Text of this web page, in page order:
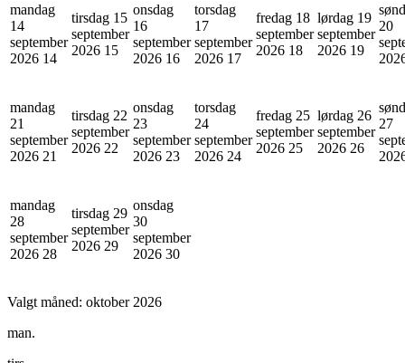
mandag
14
september
2026 14
tirsdag 15
september
2026 15
onsdag
16
september
2026 16
torsdag
17
september
2026 17
fredag 18
september
2026 18
lørdag 19
september
2026 19
20
mandag
21
september
2026 21
tirsdag 22
september
2026 22
onsdag
23
september
2026 23
torsdag
24
september
2026 24
fredag 25
september
2026 25
lørdag 26
september
2026 26
27
mandag
28
september
2026 28
tirsdag 29
september
2026 29
onsdag
30
september
2026 30
Valgt måned: oktober 2026
man.